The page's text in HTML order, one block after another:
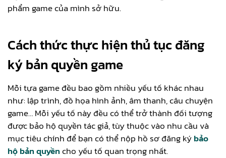
phẩm game của mình sở hữu.
Cách thức thực hiện thủ tục đăng
ký bản quyền game
Mỗi tựa game đều bao gồm nhiều yếu tố khác nhau
như: lập trình, đồ họa hình ảnh, âm thanh, câu chuyện
game… Mỗi yếu tố này đều có thể trở thành đối tượng
được bảo hộ quyền tác giả, tùy thuộc vào nhu cầu và
mục tiêu chính để bạn có thể nộp hồ sơ đăng kýbảo
hộ bản quyềncho yếu tố quan trọng nhất.